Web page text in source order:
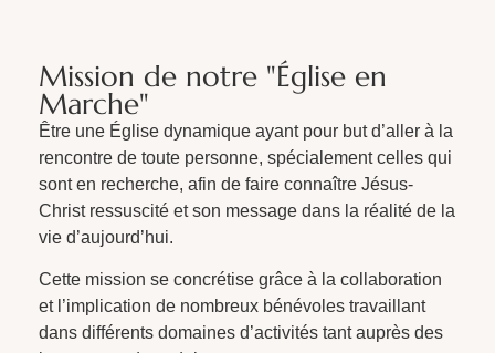
Mission de notre "Église en
Marche"
Être une Église dynamique ayant pour but d’aller à la
rencontre de toute personne, spécialement celles qui
sont en recherche, afin de faire connaître Jésus-
Christ ressuscité et son message dans la réalité de la
vie d’aujourd’hui.
Cette mission se concrétise grâce à la collaboration
et l’implication de nombreux bénévoles travaillant
dans différents domaines d’activités tant auprès des